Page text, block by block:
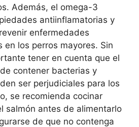
Además, el omega-3
antiinflamatorias y
enfermedades
en los perros mayores. Sin
tener en cuenta que el
contener bacterias y
ser perjudiciales para los
se recomienda cocinar
salmón antes de alimentarlo
de que no contenga